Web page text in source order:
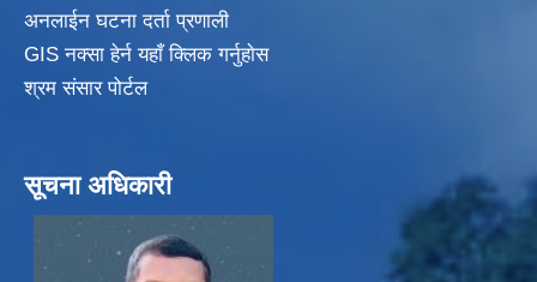
अनलाईन घटना दर्ता प्रणाली
GIS नक्सा हेर्न यहाँ क्लिक गर्नुहाेस
श्रम संसार पोर्टल
सूचना अधिकारी